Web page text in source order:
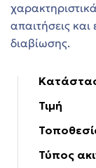
απαιτήσεις
διαβίωσης.
Τιμή
Τύπος